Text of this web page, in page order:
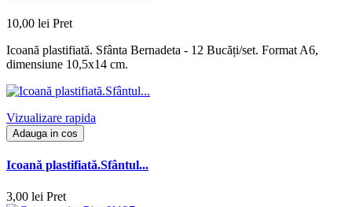
10,00 lei Pret
Icoană plastifiată. Sfânta Bernadeta - 12 Bucăți/set. Format A6,
dimensiune 10,5x14 cm.
Vizualizare rapida
Adauga in cos
Icoană plastifiată.Sfântul...
3,00 lei Pret